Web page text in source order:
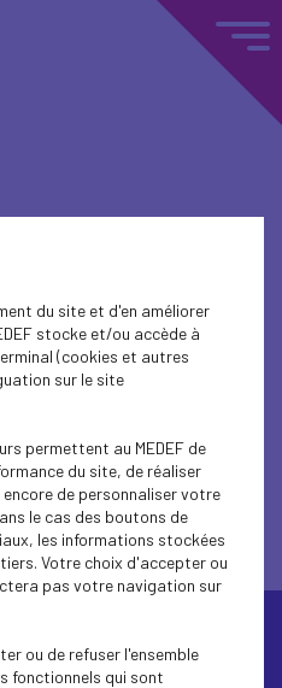
du site et d'en améliorer
stocke et/ou accède à
(cookies et autres
sur le site
permettent au MEDEF de
du site, de réaliser
de personnaliser votre
le cas des boutons de
les informations stockées
Votre choix d'accepter ou
pas votre navigation sur
ou de refuser l'ensemble
fonctionnels qui sont